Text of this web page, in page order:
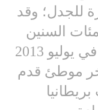
للجدل؛ وقد
السنين
في منطقة القرن الإفريقي. في يوليو 2013
موطئ قدم